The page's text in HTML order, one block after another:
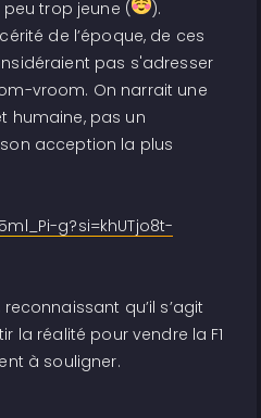
peu trop jeune (
).
de l’époque, de ces
pas s'adresser
vroom. On narrait une
humaine, pas un
acception la plus
g?si=khUTjo8t-
qu’il s’agit
la réalité pour vendre la F1
à souligner.